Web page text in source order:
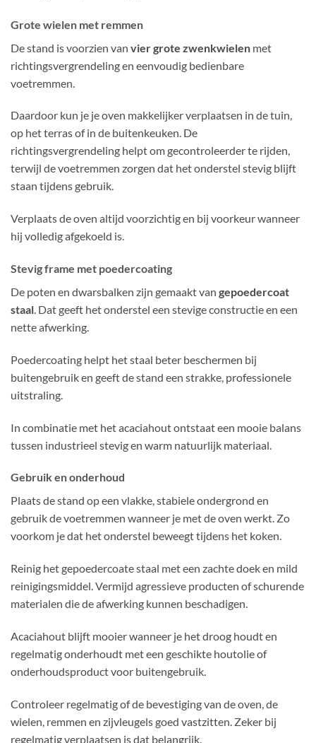
Grote wielen met remmen
De stand is voorzien van vier grote zwenkwielen met
richtingsvergrendeling en eenvoudig bedienbare
voetremmen.
Daardoor kun je je oven makkelijker verplaatsen in de tuin,
op het terras of in de buitenkeuken. De
richtingsvergrendeling helpt om gecontroleerder te rijden,
terwijl de voetremmen zorgen dat het onderstel stevig blijft
staan tijdens gebruik.
Verplaats de oven altijd voorzichtig en bij voorkeur wanneer
hij volledig afgekoeld is.
Stevig frame met poedercoating
De poten en dwarsbalken zijn gemaakt van gepoedercoat
staal. Dat geeft het onderstel een stevige constructie en een
nette afwerking.
Poedercoating helpt het staal beter beschermen bij
buitengebruik en geeft de stand een strakke, professionele
uitstraling.
In combinatie met het acaciahout ontstaat een mooie balans
tussen industrieel stevig en warm natuurlijk materiaal.
Gebruik en onderhoud
Plaats de stand op een vlakke, stabiele ondergrond en
gebruik de voetremmen wanneer je met de oven werkt. Zo
voorkom je dat het onderstel beweegt tijdens het koken.
Reinig het gepoedercoate staal met een zachte doek en mild
reinigingsmiddel. Vermijd agressieve producten of schurende
materialen die de afwerking kunnen beschadigen.
Acaciahout blijft mooier wanneer je het droog houdt en
regelmatig onderhoudt met een geschikte houtolie of
onderhoudsproduct voor buitengebruik.
Controleer regelmatig of de bevestiging van de oven, de
wielen, remmen en zijvleugels goed vastzitten. Zeker bij
regelmatig verplaatsen is dat belangrijk.